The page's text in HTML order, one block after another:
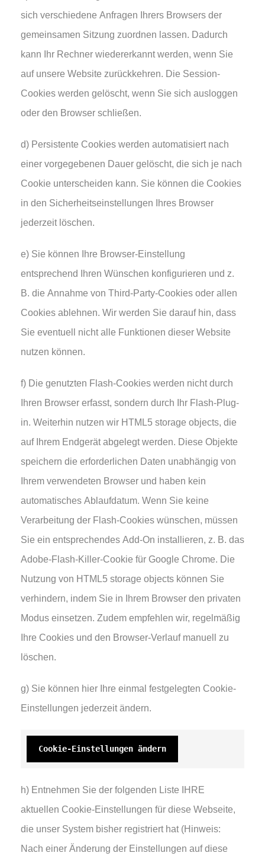
sich verschiedene Anfragen Ihrers Browsers der
gemeinsamen Sitzung zuordnen lassen. Dadurch
kann Ihr Rechner wiedererkannt werden, wenn Sie
auf unsere Website zurückkehren. Die Session-
Cookies werden gelöscht, wenn Sie sich ausloggen
oder den Browser schließen.
d) Persistente Cookies werden automatisiert nach
einer vorgegebenen Dauer gelöscht, die sich je nach
Cookie unterscheiden kann. Sie können die Cookies
in den Sicherheitseinstellungen Ihres Browser
jederzeit löschen.
e) Sie können Ihre Browser-Einstellung
entsprechend Ihren Wünschen konfigurieren und z.
B. die Annahme von Third-Party-Cookies oder allen
Cookies ablehnen. Wir werden Sie darauf hin, dass
Sie eventuell nicht alle Funktionen dieser Website
nutzen können.
f) Die genutzten Flash-Cookies werden nicht durch
Ihren Browser erfasst, sondern durch Ihr Flash-Plug-
in. Weiterhin nutzen wir HTML5 storage objects, die
auf Ihrem Endgerät abgelegt werden. Diese Objekte
speichern die erforderlichen Daten unabhängig von
Ihrem verwendeten Browser und haben kein
automatisches Ablaufdatum. Wenn Sie keine
Verarbeitung der Flash-Cookies wünschen, müssen
Sie ein entsprechendes Add-On installieren, z. B. das
Adobe-Flash-Killer-Cookie für Google Chrome. Die
Nutzung von HTML5 storage objects können Sie
verhindern, indem Sie in Ihrem Browser den privaten
Modus einsetzen. Zudem empfehlen wir, regelmäßig
Ihre Cookies und den Browser-Verlauf manuell zu
löschen.
g) Sie können hier Ihre einmal festgelegten Cookie-
Einstellungen jederzeit ändern.
Cookie-Einstellungen ändern
h) Entnehmen Sie der folgenden Liste IHRE
aktuellen Cookie-Einstellungen für diese Webseite,
die unser System bisher registriert hat (Hinweis:
Nach einer Änderung der Einstellungen auf diese